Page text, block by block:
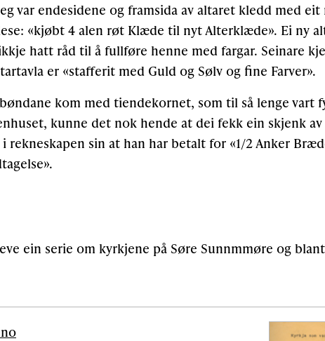
var endesidene og framsida av altaret kledd med
«kjøbt 4 alen røt Klæde til nyt Alterklæde». Ei ny
hatt råd til å fullføre henne med fargar. Seinare
er «stafferit med Guld og Sølv og fine Farver».
kom med tiendekornet, som til så lenge vart
kunne det nok hende at dei fekk ein skjenk
rekneskapen sin at han har betalt for «1/2 Anker
ein serie om kyrkjene på Søre Sunnmmøre og